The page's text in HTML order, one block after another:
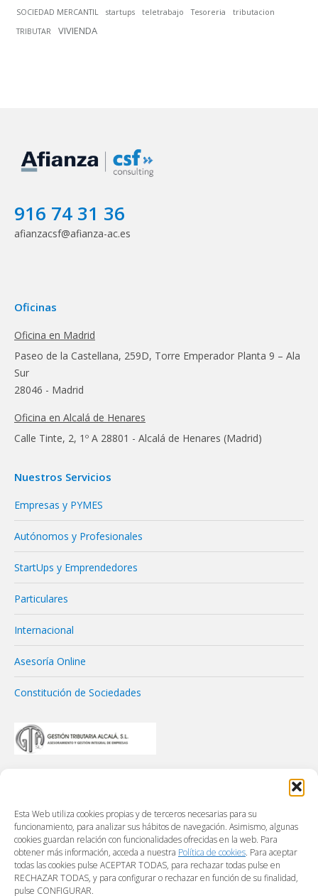
Esta Web utiliza cookies propias y de terceros necesarias para su
funcionamiento, para analizar sus hábitos de navegación. Asimismo, algunas
cookies guardan relación con funcionalidades ofrecidas en la web. Para
obtener más información, acceda a nuestra Política de cookies. Para aceptar
todas las cookies pulse ACEPTAR TODAS, para rechazar todas pulse en
RECHAZAR TODAS, y para configurar o rechazar en función de su finalidad,
pulse CONFIGURAR.
SOCIEDAD MERCANTIL startups teletrabajo Tesoreria
tributacion
TRIBUTAR
VIVIENDA
916 74 31 36
afianzacsf@afianza-ac.es
Oficinas
Oficina en Madrid
Paseo de la Castellana, 259D, Torre Emperador Planta 9 – Ala
Sur
28046 - Madrid
Oficina en Alcalá de Henares
Calle Tinte, 2, 1º A 28801 - Alcalá de Henares (Madrid)
Nuestros Servicios
Empresas y PYMES
Autónomos y Profesionales
StartUps y Emprendedores
Particulares
Internacional
Asesoría Online
Constitución de Sociedades